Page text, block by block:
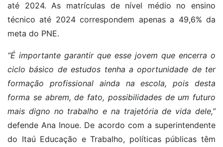
até 2024. As matrículas de nível médio no ensino
técnico até 2024 correspondem apenas a 49,6% da
meta do PNE.
“É importante garantir que esse jovem que encerra o
ciclo básico de estudos tenha a oportunidade de ter
formação profissional ainda na escola, pois desta
forma se abrem, de fato, possibilidades de um futuro
mais digno no trabalho e na trajetória de vida dele,”
defende Ana Inoue. De acordo com a superintendente
do Itaú Educação e Trabalho, políticas públicas têm